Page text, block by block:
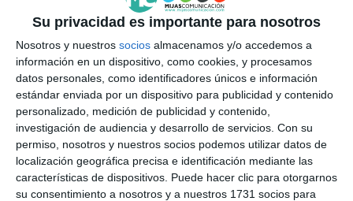
Su privacidad es importante para nosotros
Nosotros y nuestros socios almacenamos y/o accedemos a
información en un dispositivo, como cookies, y procesamos
datos personales, como identificadores únicos e información
estándar enviada por un dispositivo para publicidad y contenido
personalizado, medición de publicidad y contenido,
investigación de audiencia y desarrollo de servicios. Con su
permiso, nosotros y nuestros socios podemos utilizar datos de
localización geográfica precisa e identificación mediante las
características de dispositivos. Puede hacer clic para otorgarnos
su consentimiento a nosotros y a nuestros 1731 socios para